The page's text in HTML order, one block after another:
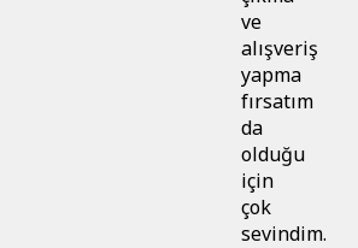
ve
alışveriş
yapma
fırsatım
da
olduğu
için
çok
sevindim.